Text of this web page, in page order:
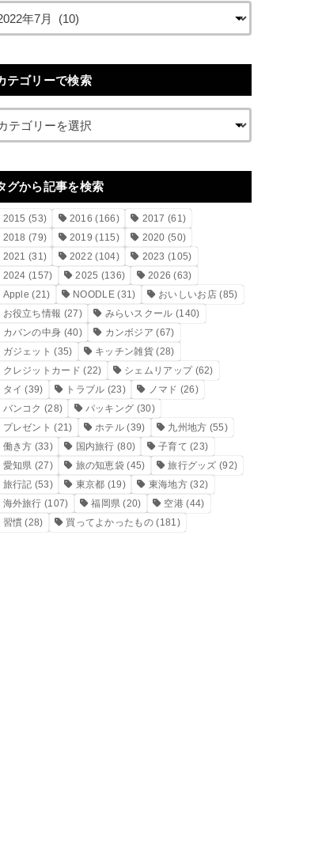
テゴリーで検索
グから記事を検索
2015 (53) 2016 (166) 2017 (61)
2018 (79) 2019 (115) 2020 (50)
2021 (31) 2022 (104) 2023 (105)
2024 (157) 2025 (136) 2026 (63)
Apple (21) NOODLE (31) おいしいお店 (85)
お役立ち情報 (27) みらいスクール (140)
カバンの中身 (40) カンボジア (67)
ガジェット (35) キッチン雑貨 (28)
クレジットカード (22) シェムリアップ(62)
タイ (39) トラブル (23) ノマド (26)
バンコク (28) パッキング (30)
プレゼント (21) ホテル (39) 九州地方 (55)
働き方 (33) 国内旅行 (80) 子育て (23)
愛知県 (27) 旅の知恵袋 (45) 旅行グッズ (92)
旅行記 (53) 東京都 (19) 東海地方(32)
海外旅行 (107) 福岡県 (20) 空港(44)
習慣 (28) 買ってよかったもの (181)